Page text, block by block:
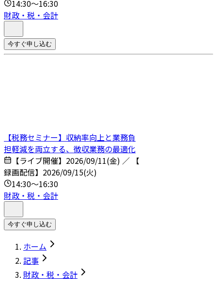
14:30～16:30
財政・税・会計
今すぐ申し込む
【税務セミナー】収納率向上と業務負
担軽減を両立する、徴収業務の最適化
【ライブ開催】2026/09/11(金) ／ 【
録画配信】2026/09/15(火)
14:30～16:30
財政・税・会計
今すぐ申し込む
ホーム
記事
財政・税・会計